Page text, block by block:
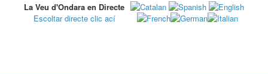
La Veu d'Ondara en Directe
Escoltar directe clic ací